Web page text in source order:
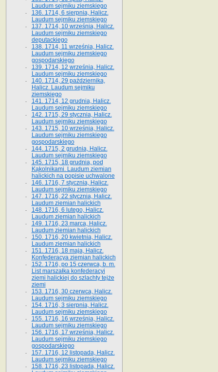
Laudum sejmiku ziemskiego
136. 1714, 6 sierpnia, Halicz.
Laudum sejmiku ziemskiego
137. 1714, 10 września, Halicz.
Laudum sejmiku ziemskiego
deputackiego
138. 1714, 11 września, Halicz.
Laudum sejmiku ziemskiego
gospodarskiego
139. 1714, 12 września, Halicz.
Laudum sejmiku ziemskiego
140. 1714, 29 października,
Halicz. Laudum sejmiku
ziemskiego
141. 1714, 12 grudnia, Halicz.
Laudum sejmiku ziemskiego
142. 1715, 29 stycznia, Halicz.
Laudum sejmiku ziemskiego
143. 1715, 10 września, Halicz.
Laudum sejmiku ziemskiego
gospodarskiego
144. 1715, 2 grudnia, Halicz.
Laudum sejmiku ziemskiego
145. 1715, 18 grudnia, pod
Kąkolnikami. Laudum ziemian
halickich na popisie uchwalone
146. 1716, 7 stycznia, Halicz.
Laudum sejmiku ziemskiego
147. 1716, 22 stycznia, Halicz.
Laudum ziemian halickich
148. 1716, 6 lutego, Halicz.
Laudum ziemian halickich
149. 1716, 23 marca, Halicz.
Laudum ziemian halickich
150. 1716, 20 kwietnia, Halicz.
Laudum ziemian halickich
151. 1716, 18 maja, Halicz.
Konfederacya ziemian halickich
152. 1716, po 15 czerwca, b. m.
List marszałka konfederacyi
ziemi halickiej do szlachty tejże
ziemi
153. 1716, 30 czerwca, Halicz.
Laudum sejmiku ziemskiego
154. 1716, 3 sierpnia, Halicz.
Laudum sejmiku ziemskiego
155. 1716, 16 września, Halicz.
Laudum sejmiku ziemskiego
156. 1716, 17 września, Halicz.
Laudum sejmiku ziemskiego
gospodarskiego
157. 1716, 12 listopada, Halicz.
Laudum sejmiku ziemskiego
158. 1716, 23 listopada, Halicz.